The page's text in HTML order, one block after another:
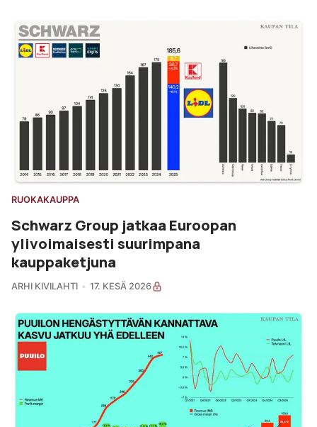
RUOKAKAUPPA
Schwarz Group jatkaa Euroopan
ylivoimaisesti suurimpana
kauppaketjuna
ARHI KIVILAHTI 17. KESÄ 2026